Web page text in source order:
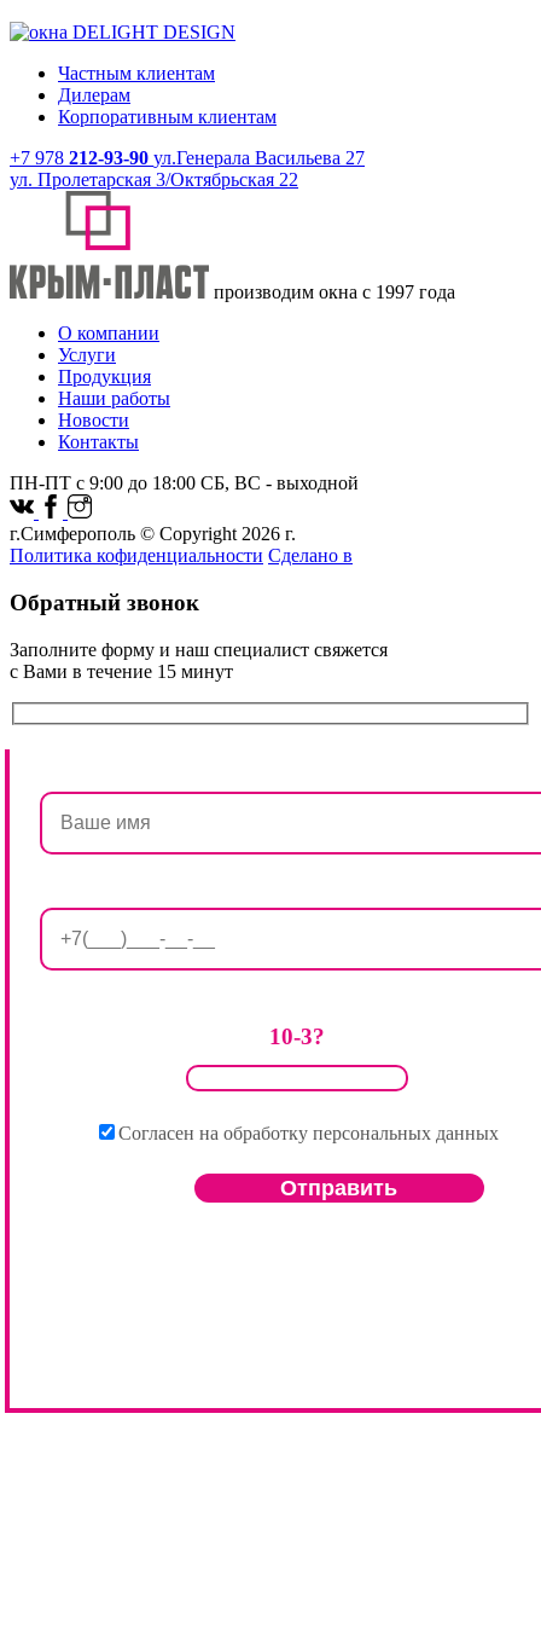
Частным клиентам
Дилерам
Корпоративным клиентам
+7 978 212-93-90 ул.Генерала Васильева 27
ул. Пролетарская 3/Октябрьская 22
производим окна с 1997 года
О компании
Услуги
Продукция
Наши работы
Новости
Контакты
ПН-ПТ с 9:00 до 18:00 СБ, ВС - выходной
г.Симферополь © Copyright 2026 г.
Политика кофиденциальности Сделано в
Обратный звонок
Заполните форму и наш специалист свяжется
с Вами в течение 15 минут
10-3?
Согласен на обработку персональных данных